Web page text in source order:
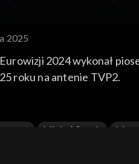
2025
2024 wykonał
roku na antenie TVP2.
Michał Szpak